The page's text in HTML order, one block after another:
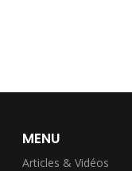
MENU
Articles & Vidéos